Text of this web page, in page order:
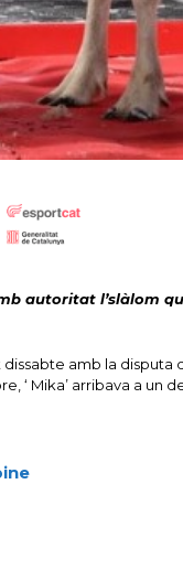
autoritat l’slàlom
amb la disputa
‘ Mika’ arribava a un